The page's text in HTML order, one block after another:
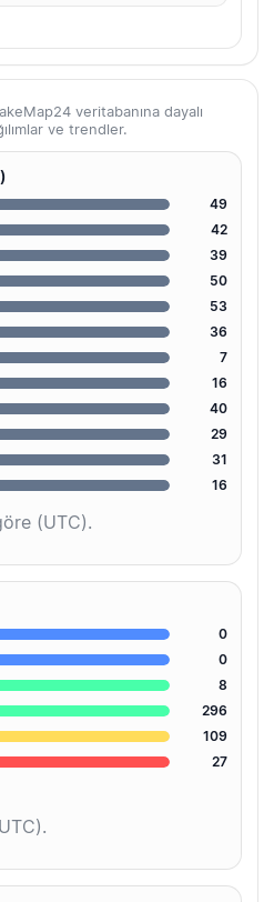
veritabanına dayalı
ve trendler.
49
42
39
50
53
36
7
16
40
29
31
16
(UTC).
0
0
8
296
109
27